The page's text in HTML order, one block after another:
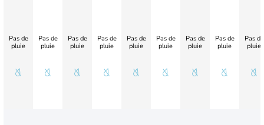
Pas de
pluie
Pas de
pluie
Pas de
pluie
Pas de
pluie
Pas de
pluie
Pas de
pluie
Pas de
pluie
Pas de
pluie
Pas de
pluie